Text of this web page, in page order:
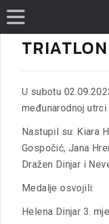
U subotu
međunarodnoj utrci
Nastupil su: Kiara
Gospočić, Jana
Dražen Dinjar i
Medalje osvojili:
Helena Dinjar 3.